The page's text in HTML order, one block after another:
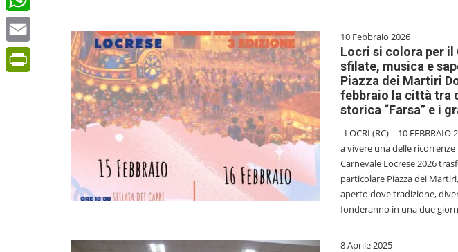
WhatsApp
Email
10 Febbraio 2026
Locri si colora per il
sfilate, musica e
Piazza dei Martiri
febbraio la città tra
storica “Farsa” e i
LOCRI (RC) – 10
a vivere una delle ricorrenze
Carnevale Locrese 2026
particolare Piazza dei
aperto dove tradizione,
fonderanno in una due
8 Aprile 2025